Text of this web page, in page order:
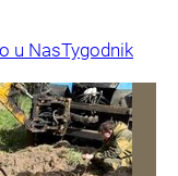
u NasTygodnik